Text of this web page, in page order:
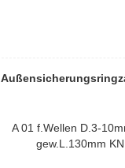
A 01 f.Wellen D.3-
gew.L.130mm